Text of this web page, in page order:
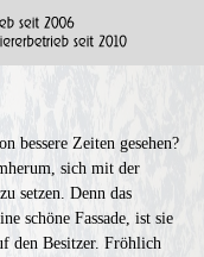
bessere Zeiten gesehen?
sich mit der
setzen. Denn das
schöne Fassade, ist sie
den Besitzer. Fröhlich